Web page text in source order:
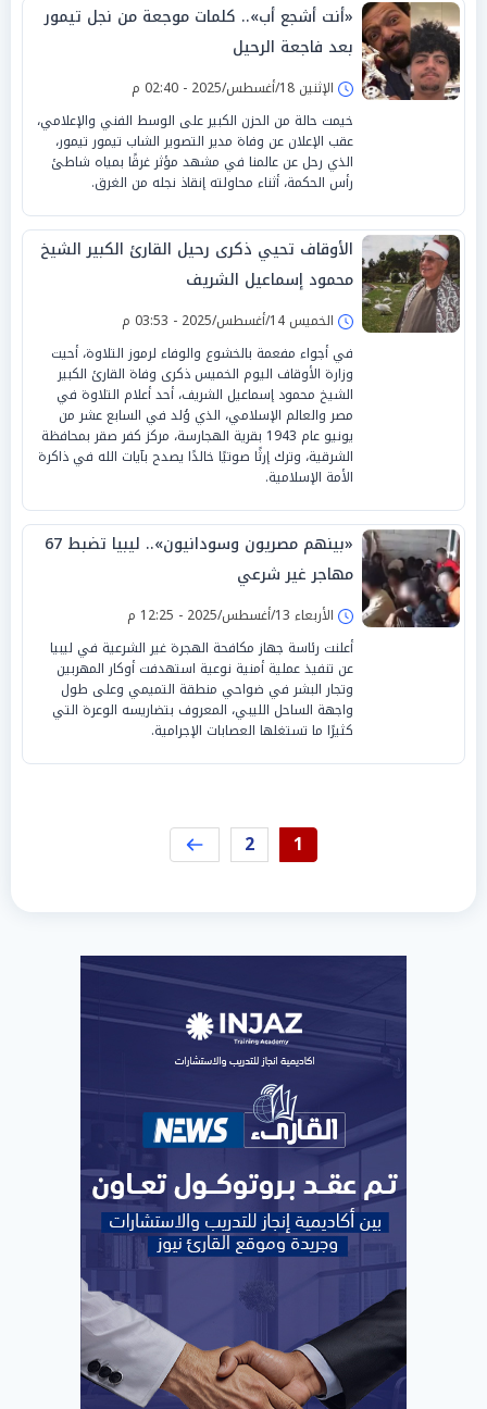
«أنت أشجع أب».. كلمات موجعة من نجل تيمور
بعد فاجعة الرحيل
الإثنين 18/أغسطس/2025 - 02:40 م
خيمت حالة من الحزن الكبير على الوسط الفني والإعلامي،
عقب الإعلان عن وفاة مدير التصوير الشاب تيمور تيمور،
الذي رحل عن عالمنا في مشهد مؤثر غرقًا بمياه شاطئ
رأس الحكمة، أثناء محاولته إنقاذ نجله من الغرق.
الأوقاف تحيي ذكرى رحيل القارئ الكبير الشيخ
محمود إسماعيل الشريف
الخميس 14/أغسطس/2025 - 03:53 م
في أجواء مفعمة بالخشوع والوفاء لرموز التلاوة، أحيت
وزارة الأوقاف اليوم الخميس ذكرى وفاة القارئ الكبير
الشيخ محمود إسماعيل الشريف، أحد أعلام التلاوة في
مصر والعالم الإسلامي، الذي وُلد في السابع عشر من
يونيو عام 1943 بقرية الهجارسة، مركز كفر صقر بمحافظة
الشرقية، وترك إرثًا صوتيًا خالدًا يصدح بآيات الله في ذاكرة
الأمة الإسلامية.
«بينهم مصريون وسودانيون».. ليبيا تضبط 67
مهاجر غير شرعي
الأربعاء 13/أغسطس/2025 - 12:25 م
أعلنت رئاسة جهاز مكافحة الهجرة غير الشرعية في ليبيا
عن تنفيذ عملية أمنية نوعية استهدفت أوكار المهربين
وتجار البشر في ضواحي منطقة التميمي وعلى طول
واجهة الساحل الليبي، المعروف بتضاريسه الوعرة التي
كثيرًا ما تستغلها العصابات الإجرامية.
1
2